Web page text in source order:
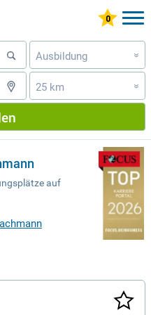
Ausbildung »
25 km »
auf